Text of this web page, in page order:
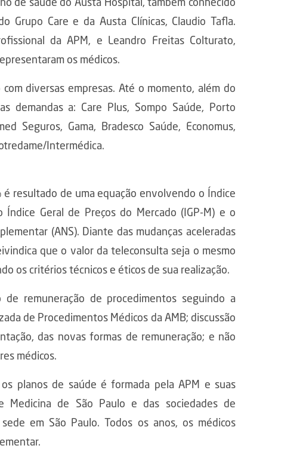
de saúde do Austa Hospital, também conhecido
Grupo Care e da Austa Clínicas, Claudio Tafla.
da APM, e Leandro Freitas Colturato,
os médicos.
diversas empresas. Até o momento, além do
demandas a: Care Plus, Sompo Saúde, Porto
Seguros, Gama, Bradesco Saúde, Economus,
Intermédica.
resultado de uma equação envolvendo o Índice
Índice Geral de Preços do Mercado (IGP-M) e o
(ANS). Diante das mudanças aceleradas
que o valor da teleconsulta seja o mesmo
os critérios técnicos e éticos de sua realização.
de remuneração de procedimentos seguindo a
de Procedimentos Médicos da AMB; discussão
das novas formas de remuneração; e não
médicos.
planos de saúde é formada pela APM e suas
Medicina de São Paulo e das sociedades de
em São Paulo. Todos os anos, os médicos